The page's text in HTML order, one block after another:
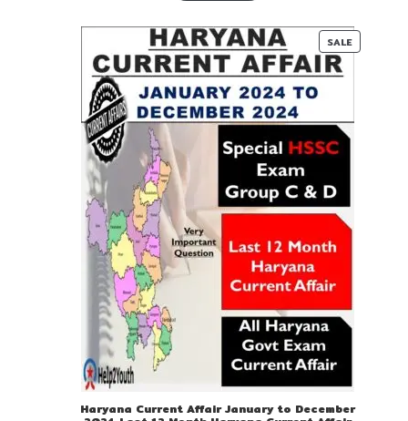
00.
00.
SALE
Haryana Current Affair January to December